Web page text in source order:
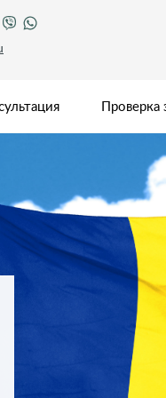
Проверка